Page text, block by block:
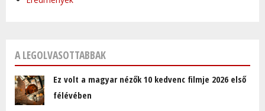
A LEGOLVASOTTABBAK
Ez volt a magyar nézők 10 kedvenc filmje 2026 első
félévében